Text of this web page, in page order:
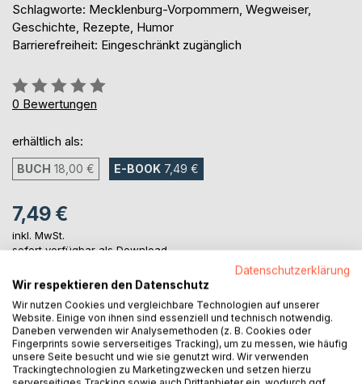
Schlagworte: Mecklenburg-Vorpommern, Wegweiser,
Geschichte, Rezepte, Humor
Barrierefreiheit: Eingeschränkt zugänglich
Bewertung::
0%
0 Bewertungen
erhältlich als:
BUCH 18,00 € E-BOOK 7,49 €
7,49 €
inkl. MwSt.
sofort verfügbar als Download
IN DEN WARENKORB
Auf die Merkliste
Titel bewerten
Datenschutzerklärung
Wir respektieren den Datenschutz
Wir nutzen Cookies und vergleichbare Technologien auf unserer
Website. Einige von ihnen sind essenziell und technisch notwendig.
Daneben verwenden wir Analysemethoden (z. B. Cookies oder
Fingerprints sowie serverseitiges Tracking), um zu messen, wie häufig
unsere Seite besucht und wie sie genutzt wird. Wir verwenden
Trackingtechnologien zu Marketingzwecken und setzen hierzu